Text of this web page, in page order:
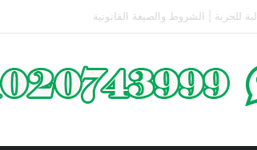
| أهم البنود التي تحمي المشتري في القانون المصري